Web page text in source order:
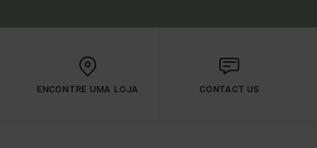
ENCONTRE UMA LOJA CONTACT US